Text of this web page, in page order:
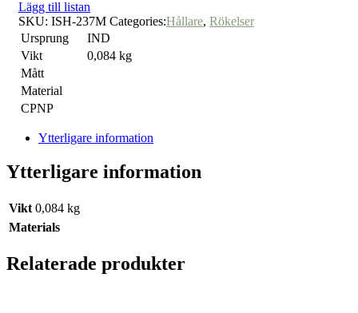
Lägg till listan
SKU: ISH-237M Categories:Hållare, Rökelser
Ursprung
IND
Vikt
0,084 kg
Mått
Material
CPNP
Ytterligare information
Ytterligare information
Vikt 0,084 kg
Materials
Relaterade produkter